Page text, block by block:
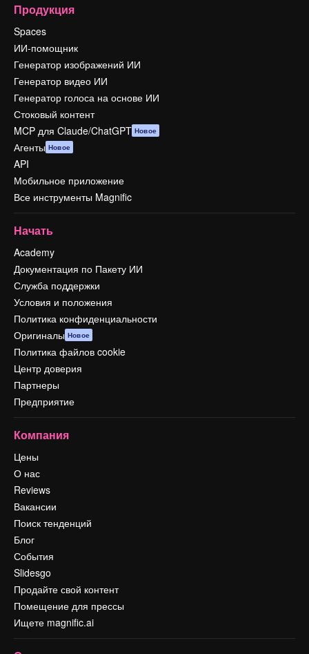
Продукция
Spaces
ИИ-помощник
Генератор изображений ИИ
Генератор видео ИИ
Генератор голоса на основе ИИ
Стоковый контент
MCP для Claude/ChatGPT Новое
Агенты Новое
API
Мобильное приложение
Все инструменты Magnific
Начать
Academy
Документация по Пакету ИИ
Служба поддержки
Условия и положения
Политика конфиденциальности
Оригиналы Новое
Политика файлов cookie
Центр доверия
Партнеры
Предприятие
Компания
Цены
О нас
Reviews
Вакансии
Поиск тенденций
Блог
События
Slidesgo
Продайте свой контент
Помещение для прессы
Ищете magnific.ai